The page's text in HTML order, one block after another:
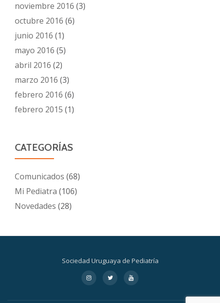
noviembre 2016 (3)
octubre 2016 (6)
junio 2016 (1)
mayo 2016 (5)
abril 2016 (2)
marzo 2016 (3)
febrero 2016 (6)
febrero 2015 (1)
CATEGORÍAS
Comunicados (68)
Mi Pediatra (106)
Novedades (28)
Sociedad Uruguaya de Pediatría
secundario
fa-
instagram
fa-
twitter
fa-
youtube